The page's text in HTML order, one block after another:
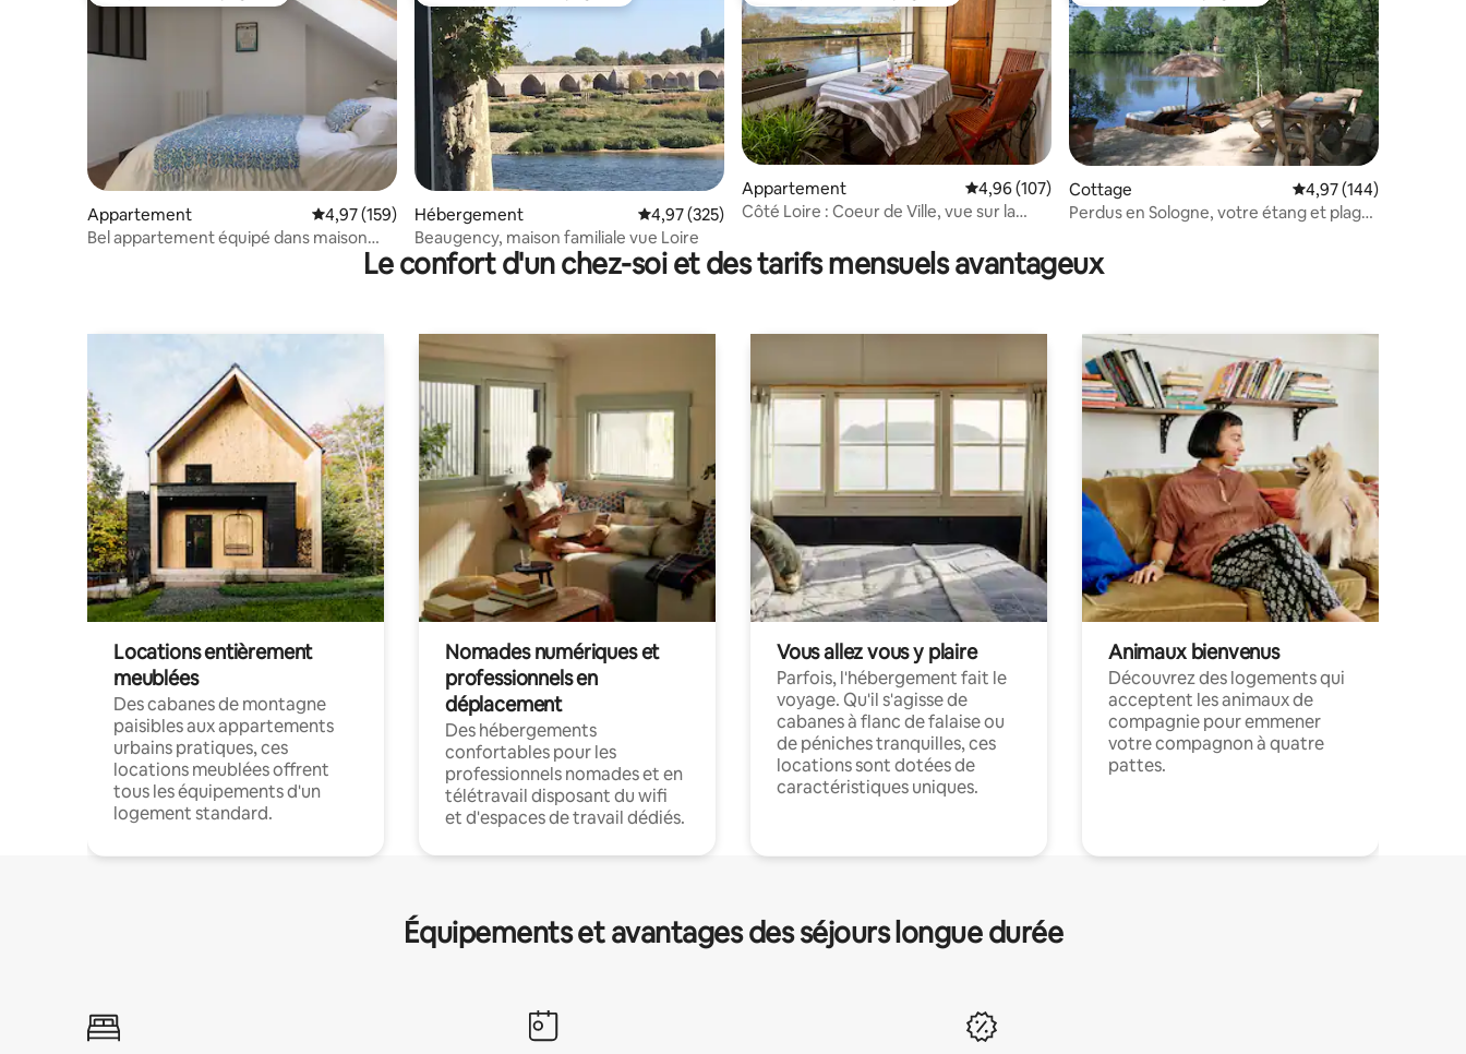
Appartement Évaluation moyenne sur la base de 159 commentaires : 4,97 sur 5
4,97 (159)
Bel appartement équipé dans maison
Hébergement Évaluation moyenne sur la base de 325 commentaires : 4,97 sur 5
4,97 (325)
Beaugency, maison familiale vue Loire
Appartement Évaluation moyenne sur la base de 107 commentaires : 4,96 sur 5
4,96 (107)
Côté Loire : Coeur de Ville, vue sur la
Cottage Évaluation moyenne
4,97 (144)
Perdus en Sologne, votre étang et plage
Le confort d'un chez-soi et des tarifs mensuels avantageux
Locations entièrement
meublées
Des cabanes de montagne
paisibles aux appartements
urbains pratiques, ces
locations meublées offrent
tous les équipements d'un
logement standard.
Nomades numériques et
professionnels en
déplacement
Des hébergements
confortables pour les
professionnels nomades et en
télétravail disposant du wifi
et d'espaces de travail dédiés.
Vous allez vous y plaire
Parfois, l'hébergement fait le
voyage. Qu'il s'agisse de
cabanes à flanc de falaise ou
de péniches tranquilles, ces
locations sont dotées de
caractéristiques uniques.
Animaux bienvenus
Découvrez des logements qui
acceptent les animaux de
compagnie pour emmener
votre compagnon à quatre
pattes.
Équipements et avantages des séjours longue durée